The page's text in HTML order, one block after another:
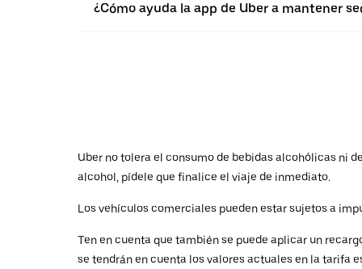
¿Cómo ayuda la app de Uber a mantener
Uber no tolera el consumo de bebidas alcohólicas ni
alcohol, pídele que finalice el viaje de inmediato.
Los vehículos comerciales pueden estar sujetos a
Ten en cuenta que también se puede aplicar un
se tendrán en cuenta los valores actuales en la tarifa